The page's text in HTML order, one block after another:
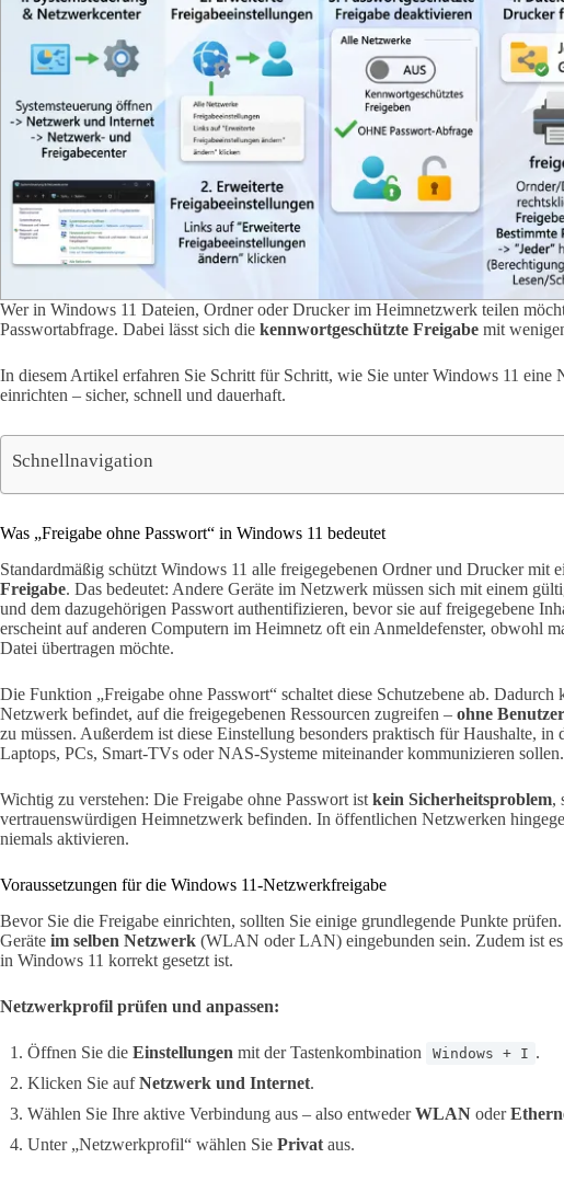
Wer in Windows 11 Dateien, Ordner oder Drucker im Heimnetzwerk teilen
Passwortabfrage. Dabei lässt sich die kennwortgeschützte Freigabe mit
In diesem Artikel erfahren Sie Schritt für Schritt, wie Sie unter Windows 11 eine
einrichten – sicher, schnell und dauerhaft.
Schnellnavigation
Was „Freigabe ohne Passwort“ in Windows 11 bedeutet
Standardmäßig schützt Windows 11 alle freigegebenen Ordner und Drucker mit
Freigabe. Das bedeutet: Andere Geräte im Netzwerk müssen sich mit einem
und dem dazugehörigen Passwort authentifizieren, bevor sie auf freigegebene
erscheint auf anderen Computern im Heimnetz oft ein Anmeldefenster, obwohl
Datei übertragen möchte.
Die Funktion „Freigabe ohne Passwort“ schaltet diese Schutzebene ab. Dadurch
Netzwerk befindet, auf die freigegebenen Ressourcen zugreifen – ohne
zu müssen. Außerdem ist diese Einstellung besonders praktisch für Haushalte, in
Laptops, PCs, Smart-TVs oder NAS-Systeme miteinander kommunizieren sollen.
Wichtig zu verstehen: Die Freigabe ohne Passwort ist kein Sicherheitsproblem,
vertrauenswürdigen Heimnetzwerk befinden. In öffentlichen Netzwerken
niemals aktivieren.
Voraussetzungen für die Windows 11-Netzwerkfreigabe
Bevor Sie die Freigabe einrichten, sollten Sie einige grundlegende Punkte
Geräte im selben Netzwerk (WLAN oder LAN) eingebunden sein. Zudem ist
in Windows 11 korrekt gesetzt ist.
Netzwerkprofil prüfen und anpassen:
Öffnen Sie die Einstellungen mit der Tastenkombination Windows + I .
Klicken Sie aufNetzwerk und Internet.
Wählen Sie Ihre aktive Verbindung aus – also entwederWLAN oder
Unter „Netzwerkprofil“ wählen Sie Privat aus.